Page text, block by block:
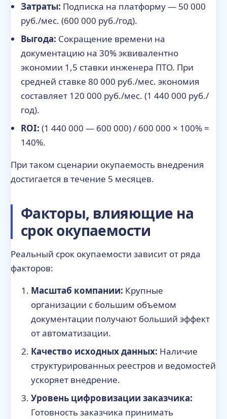
Затраты: Подписка на платформу — 50 000
руб./мес. (600 000 руб./год).
Выгода: Сокращение времени на
документацию на 30% эквивалентно
экономии 1,5 ставки инженера ПТО. При
средней ставке 80 000 руб./мес. экономия
составляет 120 000 руб./мес. (1 440 000 руб./
год).
ROI: (1 440 000 — 600 000) / 600 000 × 100% =
140%.
При таком сценарии окупаемость внедрения
достигается в течение 5 месяцев.
Факторы, влияющие на
срок окупаемости
Реальный срок окупаемости зависит от ряда
факторов:
Масштаб компании: Крупные
организации с большим объемом
документации получают больший эффект
от автоматизации.
Качество исходных данных: Наличие
структурированных реестров и ведомостей
ускоряет внедрение.
Уровень цифровизации заказчика:
Готовность заказчика принимать